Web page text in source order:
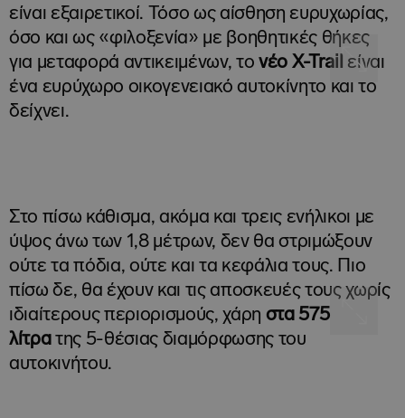
είναι εξαιρετικοί. Τόσο ως αίσθηση ευρυχωρίας,
όσο και ως «φιλοξενία» με βοηθητικές θήκες
για μεταφορά αντικειμένων, τονέο X-Trail είναι
ένα ευρύχωρο οικογενειακό αυτοκίνητο και το
δείχνει.
Στο πίσω κάθισμα, ακόμα και τρεις ενήλικοι με
ύψος άνω των 1,8 μέτρων, δεν θα στριμώξουν
ούτε τα πόδια, ούτε και τα κεφάλια τους. Πιο
πίσω δε, θα έχουν και τις αποσκευές τους χωρίς
ιδιαίτερους περιορισμούς, χάρη στα 575
λίτρατης 5-θέσιας διαμόρφωσης του
αυτοκινήτου.